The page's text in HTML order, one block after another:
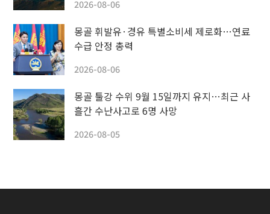
2026-08-06
몽골 휘발유·경유 특별소비세 제로화…연료
수급 안정 총력
2026-08-06
몽골 툴강 수위 9월 15일까지 유지…최근 사
흘간 수난사고로 6명 사망
2026-08-05